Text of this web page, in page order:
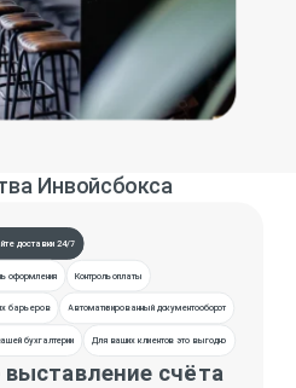
Инвойсбокса
доставки 24/7
оформления Контроль оплаты
барьеров Автоматизированный документооборот
бухгалтерии Для ваших клиентов это выгодно
счёта